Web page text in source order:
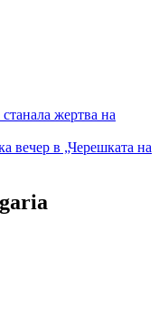
жертва на
вечер в „Черешката на